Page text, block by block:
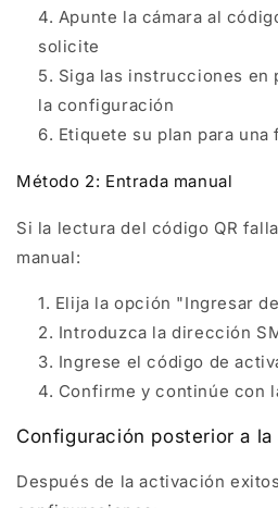
Apunte la cámara al
solicite
Siga las instrucciones en
la configuración
Etiquete su plan para
Método 2: Entrada manual
Si la lectura del código QR
manual:
Elija la opción "Ingresar
Introduzca la dirección
Ingrese el código de
Confirme y continúe con
Configuración posterior a
Después de la activación